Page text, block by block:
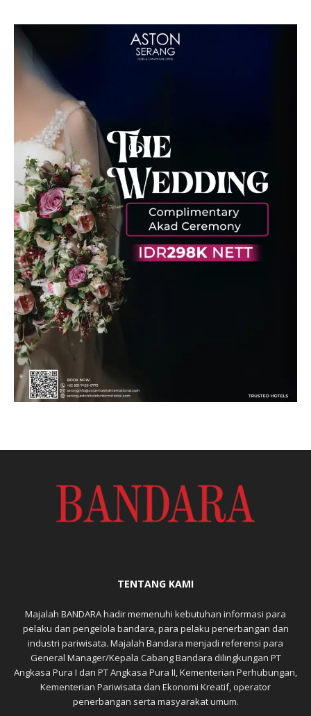
TENTANG KAMI
Majalah BANDARA hadir memenuhi kebutuhan informasi para
pelaku dan pengelola bandara, para pelaku penerbangan dan
industri pariwisata. Majalah Bandara menjadi referensi para
General Manager/Kepala Cabang Bandara dilingkungan PT
Angkasa Pura I dan PT Angkasa Pura II, Kementerian Perhubungan,
Kementerian Pariwisata dan Ekonomi Kreatif, operator
penerbangan serta masyarakat umum.